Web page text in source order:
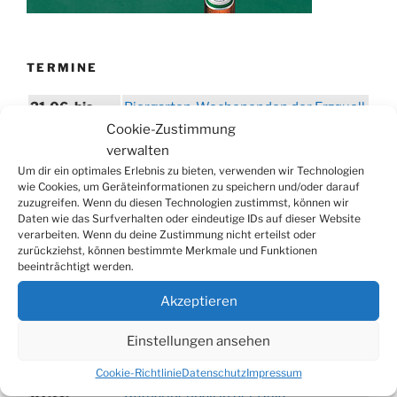
Cookie-Zustimmung
verwalten
Um dir ein optimales Erlebnis zu bieten, verwenden wir Technologien
wie Cookies, um Geräteinformationen zu speichern und/oder darauf
zuzugreifen. Wenn du diesen Technologien zustimmst, können wir
Daten wie das Surfverhalten oder eindeutige IDs auf dieser Website
verarbeiten. Wenn du deine Zustimmung nicht erteilst oder
zurückziehst, können bestimmte Merkmale und Funktionen
beeinträchtigt werden.
Akzeptieren
Einstellungen ansehen
Cookie-RichtlinieDatenschutzImpressum
TERMINE
21.06. bis
Biergarten-Wochenenden der Erzquell
Brauerei
Trödelmarkt in der Ortsmitte
29.08.
Sommerfest in Helmerhausen
06.09.
Beach-Volleyball-Turnier
13.09.
Wandertag
19.09.
Treckertreffen in Hengstenberg
80er/90er–Party
Erzquell Brauerei: Halloween Party